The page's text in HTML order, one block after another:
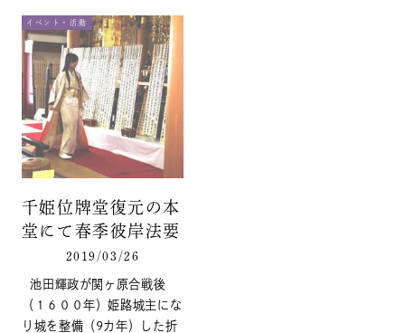
イベント・活動
千姫位牌堂復元の本
堂にて春季彼岸法要
2019/03/26
池田輝政が関ヶ原合戦後
（１６００年）姫路城主にな
り城を整備（9カ年）した折